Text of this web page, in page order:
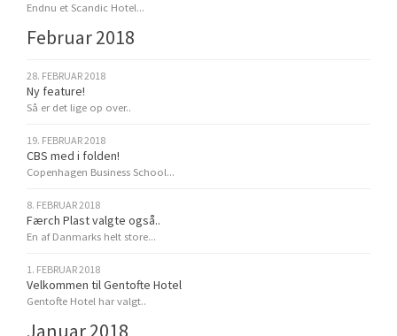
Endnu et Scandic Hotel...
Februar 2018
28. FEBRUAR 2018
Ny feature!
Så er det lige op over..
19. FEBRUAR 2018
CBS med i folden!
Copenhagen Business School...
8. FEBRUAR 2018
Færch Plast valgte også..
En af Danmarks helt store...
1. FEBRUAR 2018
Velkommen til Gentofte Hotel
Gentofte Hotel har valgt..
Januar 2018